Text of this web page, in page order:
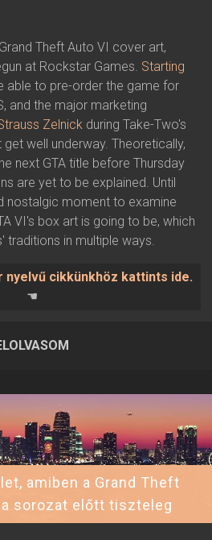
Theft Auto VI cover art,
at Rockstar Games. Starting
able to pre-order the game for
and the major marketing
Zelnick during Take-Two's
well underway. Theoretically,
next GTA title before Thursday
are yet to be explained. Until
nostalgic moment to examine
VI's box art is going to be, which
traditions in multiple ways.
nyelvű cikkünkhöz kattints ide.
☚
20:36 ▪ Forrás:
amiben a Grand Theft
sorozat előtt tiszteleg